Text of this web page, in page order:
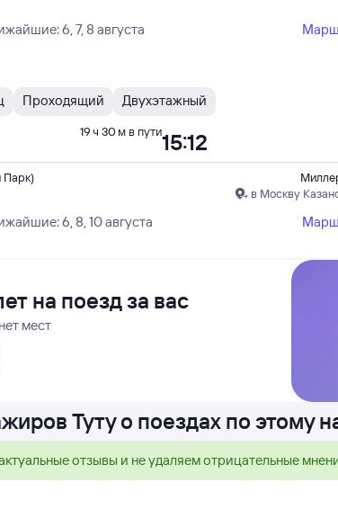
6, 7, 8 августа
Проходящий Двухэтажный
Парк)
в Москву
15:12
19 ч 30 м в пути
6, 8, 10 августа
на поезд за вас
мест
Туту о поездах по этому
отзывы и не удаляем отрицательные